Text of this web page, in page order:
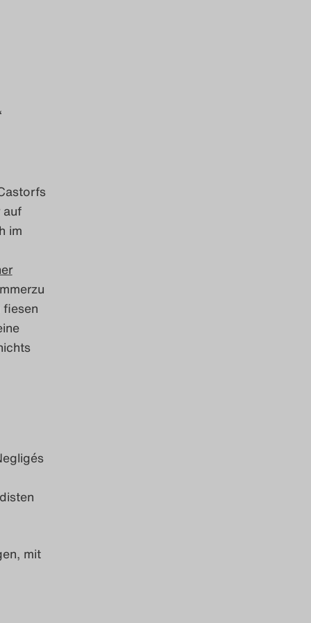
auf
im
mit